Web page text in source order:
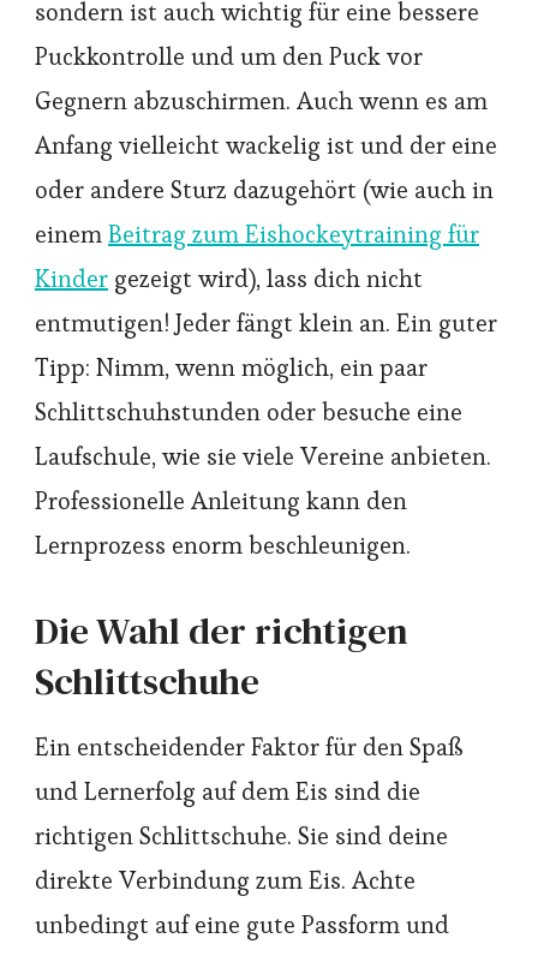
sondern ist auch wichtig für eine bessere
Puckkontrolle und um den Puck vor
Gegnern abzuschirmen. Auch wenn es am
Anfang vielleicht wackelig ist und der eine
oder andere Sturz dazugehört (wie auch in
einemBeitrag zum Eishockeytraining für
Kinder gezeigt wird), lass dich nicht
entmutigen! Jeder fängt klein an. Ein guter
Tipp: Nimm, wenn möglich, ein paar
Schlittschuhstunden oder besuche eine
Laufschule, wie sie viele Vereine anbieten.
Professionelle Anleitung kann den
Lernprozess enorm beschleunigen.
Die Wahl der richtigen
Schlittschuhe
Ein entscheidender Faktor für den Spaß
und Lernerfolg auf dem Eis sind die
richtigen Schlittschuhe. Sie sind deine
direkte Verbindung zum Eis. Achte
unbedingt auf eine gute Passform und